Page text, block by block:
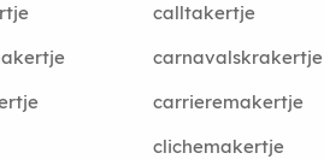
calltakertje
carnavalskrakertje
carrieremakertje
clichemakertje